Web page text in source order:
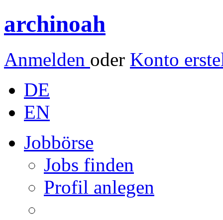
archinoah
Anmelden oder Konto
DE
EN
Jobbörse
Jobs finden
Profil anlegen